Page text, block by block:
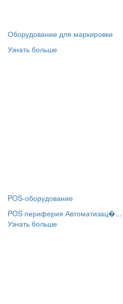
Оборудование для маркировки
Узнать больше
POS-оборудование
POS периферия Автоматизац�...
Узнать больше